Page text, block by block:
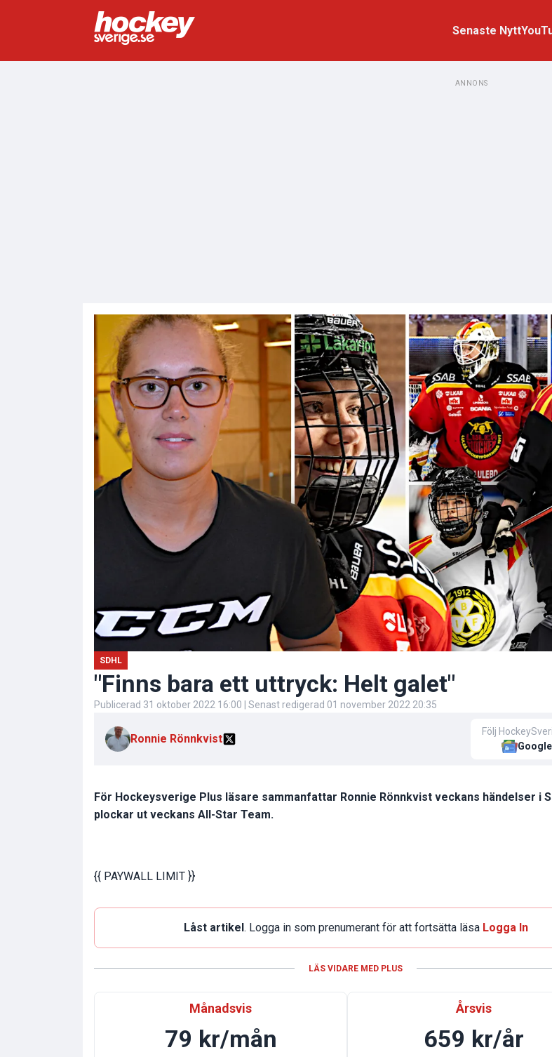
Senaste Nytt
ANNONS
SDHL
"Finns bara ett uttryck: Helt galet"
Publicerad 31 oktober 2022 16:00 | Senast redigerad 01 november 2022 20:35
Ronnie Rönnkvist
Följ
För Hockeysverige Plus läsare sammanfattar Ronnie Rönnkvist veckans händelser i
plockar ut veckans All-Star Team.
{{ PAYWALL LIMIT }}
Låst artikel. Logga in som prenumerant för att fortsätta läsa Logga In
LÄS VIDARE MED PLUS
Månadsvis
79 kr/mån
Årsvis
659 kr/år